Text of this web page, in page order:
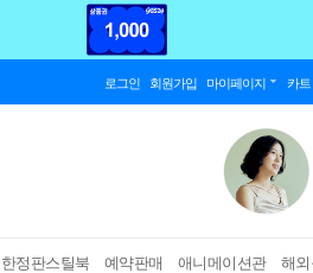
로그인 회원가입 마이페이지 카트
한정판스틸북 예약판매 애니메이션관 해외